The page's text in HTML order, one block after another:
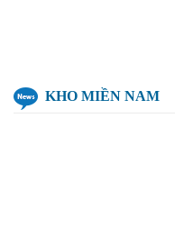
KHO MIỀN NAM